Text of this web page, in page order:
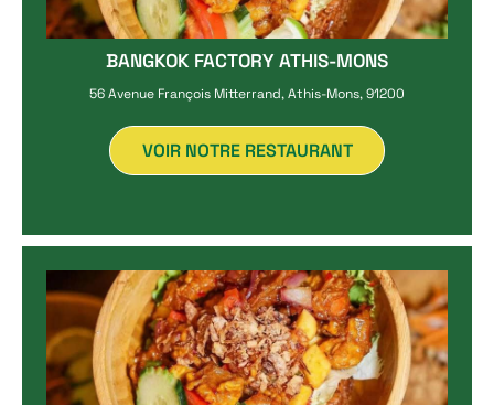
BANGKOK FACTORY ATHIS-MONS
56 Avenue François Mitterrand, Athis-Mons, 91200
VOIR NOTRE RESTAURANT